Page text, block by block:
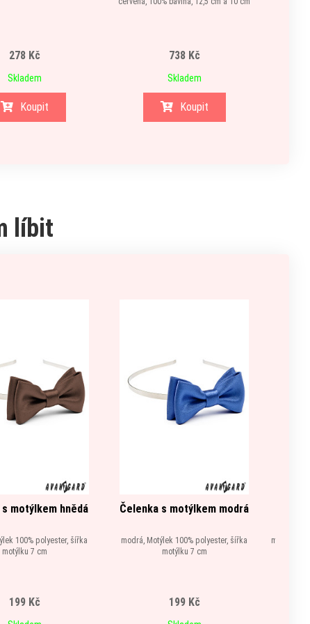
278 Kč
Skladem
Koupit
738 Kč
Skladem
Koupit
líbit
motýlkem hnědá
100% polyester, šířka
motýlku 7 cm
199 Kč
Čelenka s motýlkem modrá
modrá, Motýlek 100% polyester, šířka
motýlku 7 cm
199 Kč
modrá,